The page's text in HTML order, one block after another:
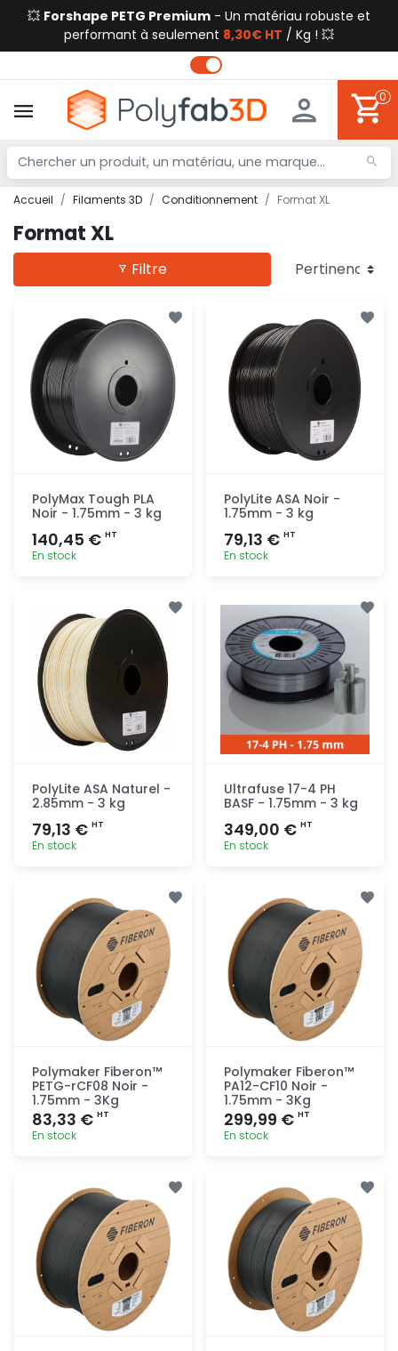
💥 Forshape PETG Premium - Un matériau robuste et
performant à seulement 8,30€ HT / Kg ! 💥
0
Accueil Filaments 3D Conditionnement Format XL
Format XL
Filtre
PolyMax Tough PLA
Noir - 1.75mm - 3 kg
140,45 € HT
En stock
rapide
PolyLite ASA Noir -
1.75mm - 3 kg
79,13 € HT
En stock
rapide
PolyLite ASA Naturel -
2.85mm - 3 kg
79,13 € HT
En stock
rapide
Ultrafuse 17-4 PH
BASF - 1.75mm - 3 kg
349,00 € HT
En stock
rapide
Polymaker Fiberon™
PETG-rCF08 Noir -
1.75mm - 3Kg
83,33 € HT
En stock
rapide
Polymaker Fiberon™
PA12-CF10 Noir -
1.75mm - 3Kg
299,99 € HT
En stock
rapide